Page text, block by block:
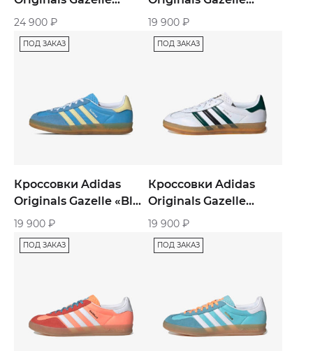
«Royal Blue Gum»
24 900 ₽
«Indoor Collegiate
Green Gum»
19 900 ₽
ПОД ЗАКАЗ
Кроссовки Adidas
Originals Gazelle «Blue
Yellow»
19 900 ₽
ПОД ЗАКАЗ
Кроссовки Adidas
Originals Gazelle
«White Collegiate
Green»
19 900 ₽
ПОД ЗАКАЗ ПОД ЗАКАЗ